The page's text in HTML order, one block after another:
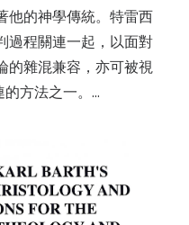
他的神學傳統。特雷西
過程關連一起，以面對
的雜混兼容，亦可被視
方法之一。…